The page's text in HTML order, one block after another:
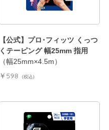
【公式】プロ･フィッツ くっつ
くテーピング 幅25mm 指用
（幅25mm×4.5m）
￥598 (税込)